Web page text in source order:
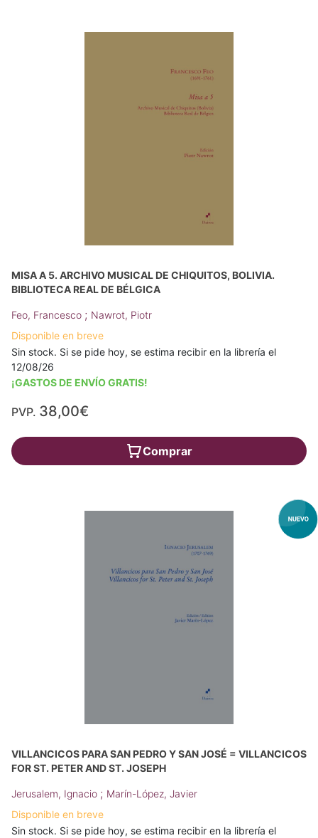
MISA A 5. ARCHIVO MUSICAL DE CHIQUITOS, BOLIVIA.
BIBLIOTECA REAL DE BÉLGICA
Feo, Francesco ; Nawrot, Piotr
Disponible en breve
Sin stock. Si se pide hoy, se estima recibir en la librería el
12/08/26
¡GASTOS DE ENVÍO GRATIS!
PVP. 38,00€
Comprar
VILLANCICOS PARA SAN PEDRO Y SAN JOSÉ = VILLANCICOS
FOR ST. PETER AND ST. JOSEPH
Jerusalem, Ignacio ; Marín-López, Javier
Disponible en breve
Sin stock. Si se pide hoy, se estima recibir en la librería el